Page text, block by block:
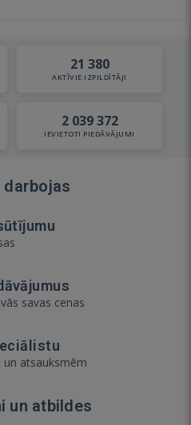
21 380
AKTĪVIE IZPILDĪTĀJI
2 039 372
IEVIETOTI PIEDĀVĀJUMI
darbojas
savas cenas
un atsauksmēm
un atbildes